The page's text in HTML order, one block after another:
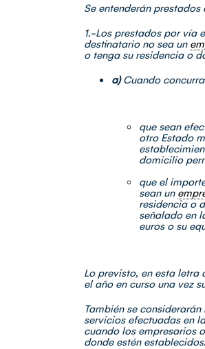
Se entenderán
1.-Los prestados por vía
destinatario no sea un
o tenga su residencia o
a)Cuando
que sean
otro Estado
domicilio
que el
sean un
residencia o
señalado en
euros o su
Lo previsto, en esta letra
el año en curso una vez
También se
servicios efectuadas en
cuando los empresarios
donde estén establecidos.